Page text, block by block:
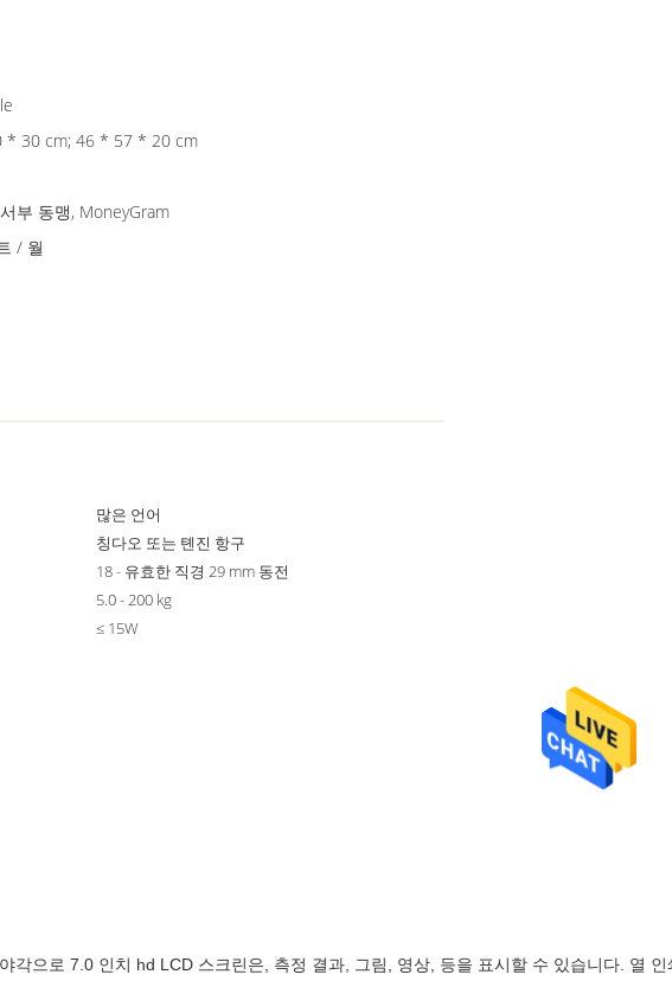
125 * 30 * 30 cm; 46 * 57 * 20 cm
부 동맹, MoneyGram
/ 월
많은 언어
칭다오 또는 톈진 항구
18 - 유효한 직경 29 mm 동전
5.0 - 200 kg
≤ 15W
으로 7.0 인치 hd LCD 스크린은, 측정 결과, 그림, 영상, 등을 표시할 수 있습니다. 열